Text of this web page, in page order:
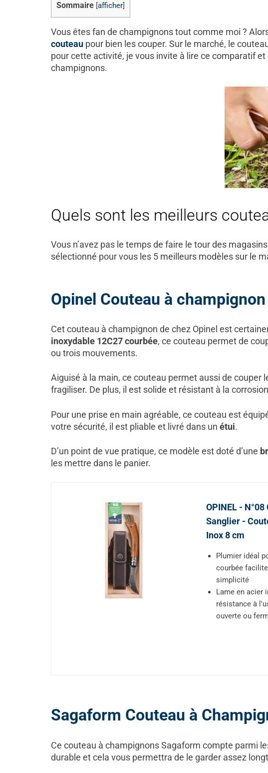
Sommaire afficher
Vous êtes fan de champignons tout comme moi ?
couteau pour bien les couper. Sur le marché, le
pour cette activité, je vous invite à lire ce comparatif
champignons.
Quels sont les meilleurs
Vous n’avez pas le temps de faire le tour des
sélectionné pour vous les 5 meilleurs modèles sur le
Opinel Couteau à champignon
Cet couteau à champignon de chez Opinel est
inoxydable 12C27 courbée, ce couteau permet de
ou trois mouvements.
Aiguisé à la main, ce couteau permet aussi de
fragiliser. De plus, il est solide et résistant à la
Pour une prise en main agréable, ce couteau est
votre sécurité, il est pliable et livré dans un étui.
D’un point de vue pratique, ce modèle est doté d’une
les mettre dans le panier.
OPINEL -
Sanglier -
Inox 8 cm
Plumier idéal
courbée
simplicité
Lame en acier
résistance à
ouverte ou
Sagaform Couteau à
Ce couteau à champignons Sagaform compte parmi
durable et cela vous permettra de le garder assez